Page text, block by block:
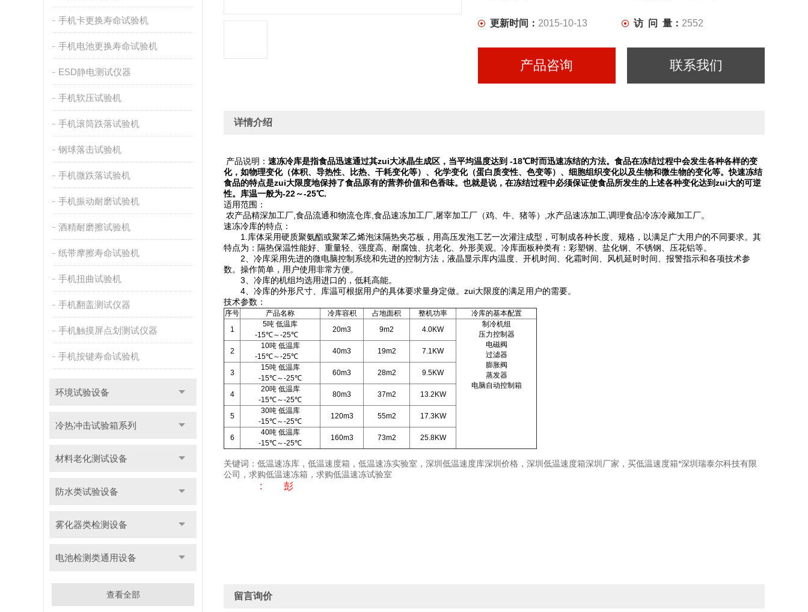
手机卡更换寿命试验机
手机电池更换寿命试验机
ESD静电测试仪器
手机软压试验机
手机滚筒跌落试验机
钢球落击试验机
手机微跌落试验机
手机振动耐磨试验机
酒精耐磨擦试验机
纸带摩擦寿命试验机
手机扭曲试验机
手机翻盖测试仪器
手机触摸屏点划测试仪器
手机按键寿命试验机
环境试验设备
冷热冲击试验箱系列
材料老化测试设备
防水类试验设备
雾化器类检测设备
电池检测类通用设备
查看全部
更新时间： 2015-10-13 访 问 量： 2552
产品咨询 联系我们
详情介绍
产品说明： 速冻冷库是指食品迅速通过其zui大冰晶生成区，当平均温度达到 -18℃时而迅速冻结的方法。食品在冻结过程中会发生各种各样的变
化，如物理变化（体积、导热性、比热、干耗变化等）、化学变化（蛋白质变性、色变等）、细胞组织变化以及生物和微生物的变化等。快速冻结
食品的特点是zui大限度地保持了食品原有的营养价值和色香味。也就是说，在冻结过程中必须保证使食品所发生的上述各种变化达到zui大的可逆
性。库温一般为-22～-25℃.
适用范围：
农产品精深加工厂,食品流通和物流仓库,食品速冻加工厂,屠宰加工厂（鸡、牛、猪等）,水产品速冻加工,调理食品冷冻冷藏加工厂。
速冻冷库的特点：
1.库体采用硬质聚氨酯或聚苯乙烯泡沫隔热夹芯板，用高压发泡工艺一次灌注成型，可制成各种长度、规格，以满足广大用户的不同要求。其
特点为：隔热保温性能好、重量轻、强度高、耐腐蚀、抗老化、外形美观。冷库面板种类有：彩塑钢、盐化钢、不锈钢、压花铝等。
2、冷库采用先进的微电脑控制系统和先进的控制方法，液晶显示库内温度、开机时间、化霜时间、风机延时时间、报警指示和各项技术参
数。操作简单，用户使用非常方便。
3、冷库的机组均选用进口的，低耗高能。
4、冷库的外形尺寸、库温可根据用户的具体要求量身定做。zui大限度的满足用户的需要。
技术参数：
序号 产品名称 冷库容积 占地面积 整机功率
冷库的基本配置
1
5吨 低温库
-15℃～-25℃
20m3 9m2 4.0KW
制冷机组
压力控制器
电磁阀
过滤器
膨胀阀
蒸发器
电脑自动控制箱
2
10吨 低温库
-15℃～-25℃
40m3 19m2 7.1KW
3
15吨 低温库
-15℃～-25℃
60m3 28m2 9.5KW
4
20吨 低温库
-15℃～-25℃
80m3 37m2 13.2KW
5
30吨 低温库
-15℃～-25℃
120m3 55m2 17.3KW
6
40吨 低温库
-15℃～-25℃
160m3 73m2 25.8KW
关键词：低温速冻库，低温速度箱，低温速冻实验室，深圳低温速度库深圳价格，深圳低温速度箱深圳厂家，买低温速度箱*深圳瑞泰尔科技有限
公司，求购低温速冻箱，求购低温速冻试验室
: 彭
留言询价